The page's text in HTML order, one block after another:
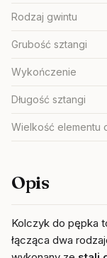
Rodzaj gwintu
Grubość sztangi
Wykończenie
Długość sztangi
Wielkość elementu
Opis
Kolczyk do pępka
łącząca dwa